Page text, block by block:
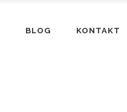
BLOG KONTAKT